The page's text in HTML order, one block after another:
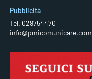
Pubblicità
Tel. 029754470
info@pmicomunicare.com